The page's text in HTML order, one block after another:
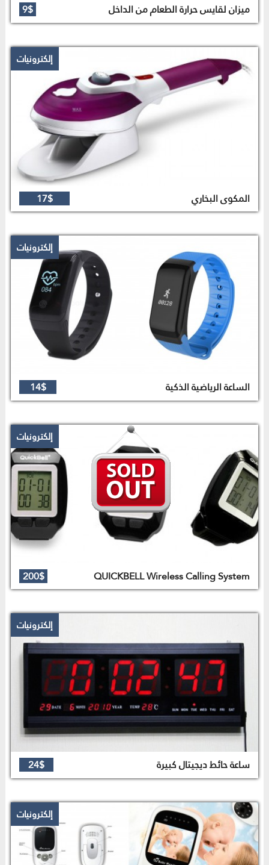
ميزان لقايس حرارة الطعام من الداخل 9$
إلكترونيات
المكوى البخاري 17$
إلكترونيات
الساعة الرياضية الذكية 14$
إلكترونيات
QUICKBELL Wireless Calling System
200$
إلكترونيات
ساعة حائط ديجيتال كبيرة 24$
إلكترونيات